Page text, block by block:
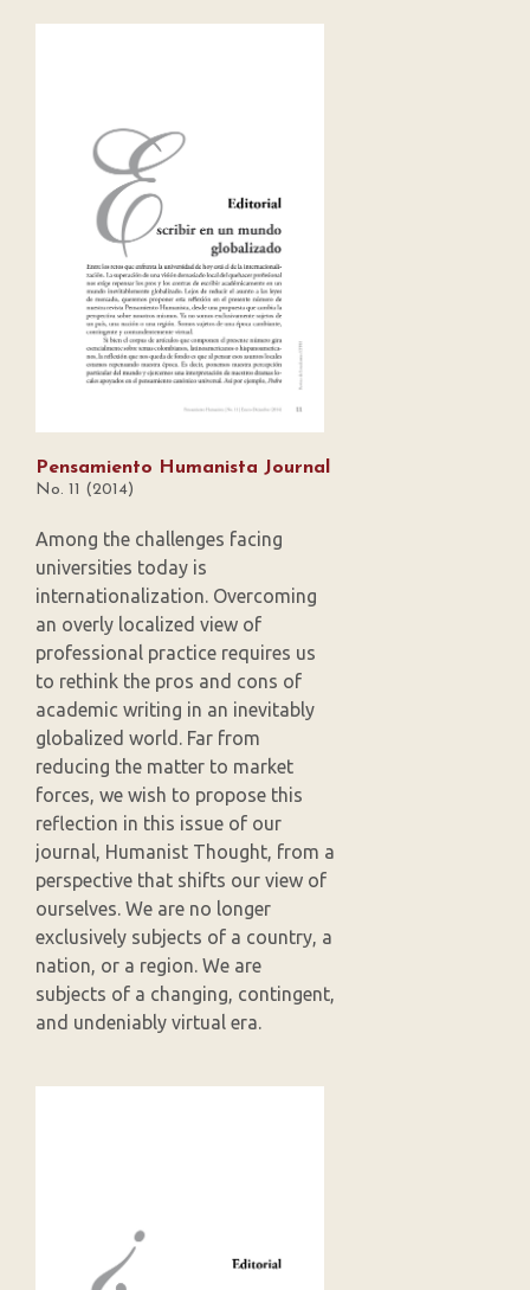
Pensamiento Humanista Journal
No. 11 (2014)
Among the challenges facing
universities today is
internationalization. Overcoming
an overly localized view of
professional practice requires us
to rethink the pros and cons of
academic writing in an inevitably
globalized world. Far from
reducing the matter to market
forces, we wish to propose this
reflection in this issue of our
journal, Humanist Thought, from a
perspective that shifts our view of
ourselves. We are no longer
exclusively subjects of a country, a
nation, or a region. We are
subjects of a changing, contingent,
and undeniably virtual era.